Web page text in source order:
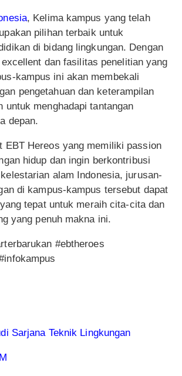
, Kelima kampus yang telah
pilihan terbaik untuk
di bidang lingkungan. Dengan
dan fasilitas penelitian yang
kampus ini akan membekali
pengetahuan dan keterampilan
untuk menghadapi tantangan
depan.
EBT Hereos yang memiliki passion
hidup dan ingin berkontribusi
alam Indonesia, jurusan-
di kampus-kampus tersebut dapat
tepat untuk meraih cita-cita dan
yang penuh makna ini.
#ebtheroes
Sarjana Teknik Lingkungan